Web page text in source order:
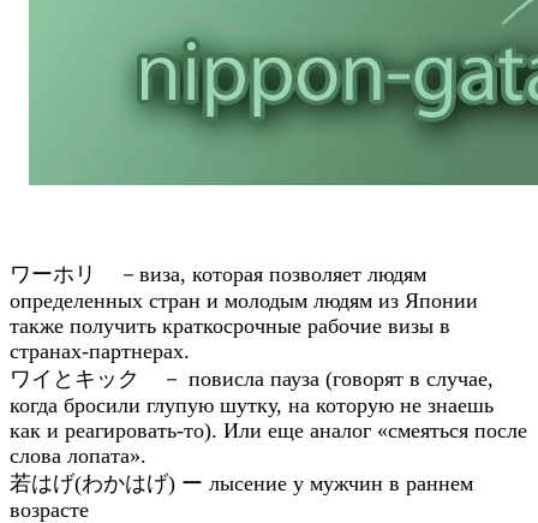
ワーホリ －виза, которая позволяет людям
определенных стран и молодым людям из Японии
также получить краткосрочные рабочие визы в
странах-партнерах.
ワイとキック － повисла пауза (говорят в случае,
когда бросили глупую шутку, на которую не знаешь
как и реагировать-то). Или еще аналог «смеяться после
слова лопата».
若はげ(わかはげ) ー лысение у мужчин в раннем
возрасте